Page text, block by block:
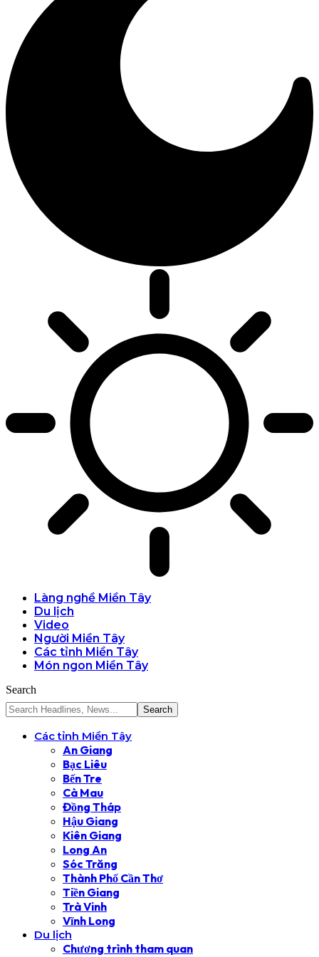
Làng nghề Miền Tây
Du lịch
Video
Người Miền Tây
Các tỉnh Miền Tây
Món ngon Miền Tây
Search
Các tỉnh Miền Tây
An Giang
Bạc Liêu
Bến Tre
Cà Mau
Đồng Tháp
Hậu Giang
Kiên Giang
Long An
Sóc Trăng
Thành Phố Cần Thơ
Tiền Giang
Trà Vinh
Vĩnh Long
Du lịch
Chương trình tham quan